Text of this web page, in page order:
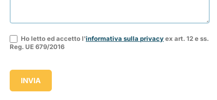
Ho letto ed accetto l'informativa sulla privacyex art. 12 e ss.
Reg. UE 679/2016
INVIA